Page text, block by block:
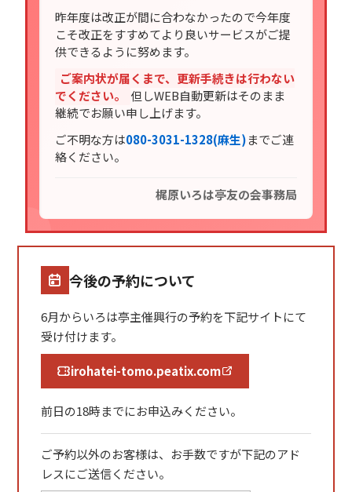
昨年度は改正が間に合わなかったので今年度
こそ改正をすすめてより良いサービスがご提
供できるように努めます。
ご案内状が届くまで、更新手続きは行わない
でください。
但しWEB自動更新はそのまま
継続でお願い申し上げます。
ご不明な方は080-3031-1328(麻生)までご連
絡ください。
梶原いろは亭友の会事務局
今後の予約について
6月からいろは亭主催興行の予約を下記サイトにて
受け付けます。
irohatei-tomo.peatix.com
前日の18時までにお申込みください。
ご予約以外のお客様は、お手数ですが下記のアド
レスにご送信ください。